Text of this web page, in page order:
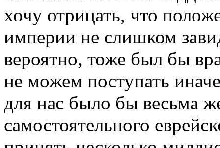
хочу отрицать, что
империи не слишком
вероятно, тоже был бы
не можем поступать
для нас было бы весьма
самостоятельного